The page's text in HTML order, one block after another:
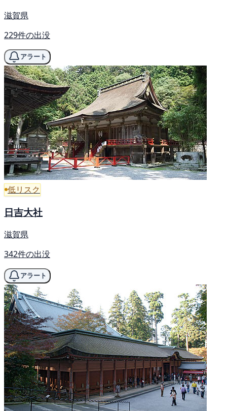
滋賀県
229件の出没
アラート
低リスク
日吉大社
滋賀県
342件の出没
アラート